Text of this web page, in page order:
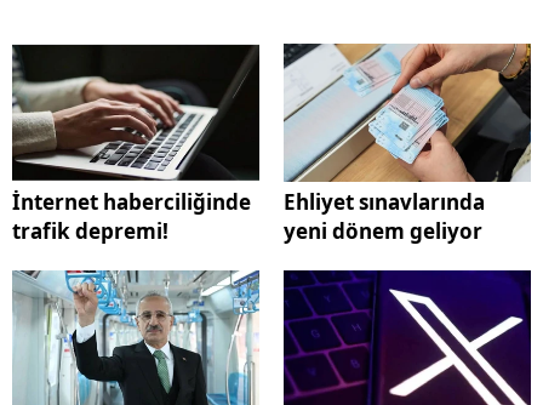
İnternet haberciliğinde
trafik depremi!
Ehliyet sınavlarında
yeni dönem geliyor